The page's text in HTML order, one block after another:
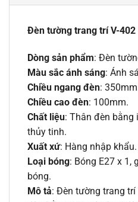
Đèn tường trang trí V-402
Dòng sản phẩm: Đèn
Màu sắc ánh sáng: Ánh
Chiều ngang đèn:
Chiều cao đèn: 100mm.
Chất liệu: Thân đèn bằng
thủy tinh.
Xuất xứ: Hàng nhập khẩu.
Loại bóng: Bóng E27 x 1,
bóng.
Mô tả: Đèn tường trang